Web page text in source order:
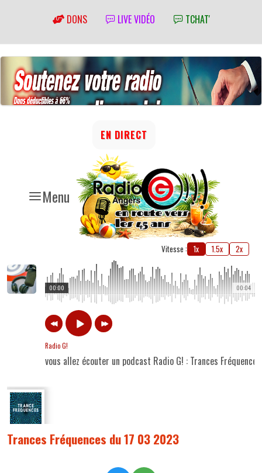
DONS LIVE VIDÉO TCHAT'
Menu
EN DIRECT
Vitesse : 1x 1.5x 2x
00:04
00:00
Radio G!
vous allez écouter un podcast Radio G! : Trances
Trances Fréquences du 17 03 2023